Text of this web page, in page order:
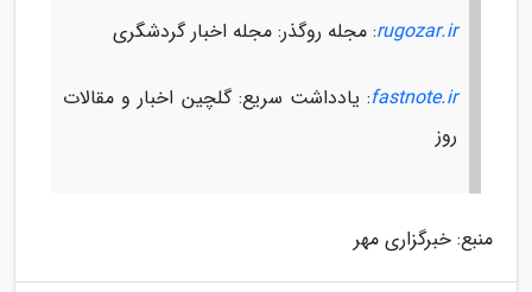
rugozar.ir: مجله روگذر: مجله اخبار گردشگری
fastnote.ir: یادداشت سریع: گلچین اخبار و مقالات
روز
منبع: خبرگزاری مهر